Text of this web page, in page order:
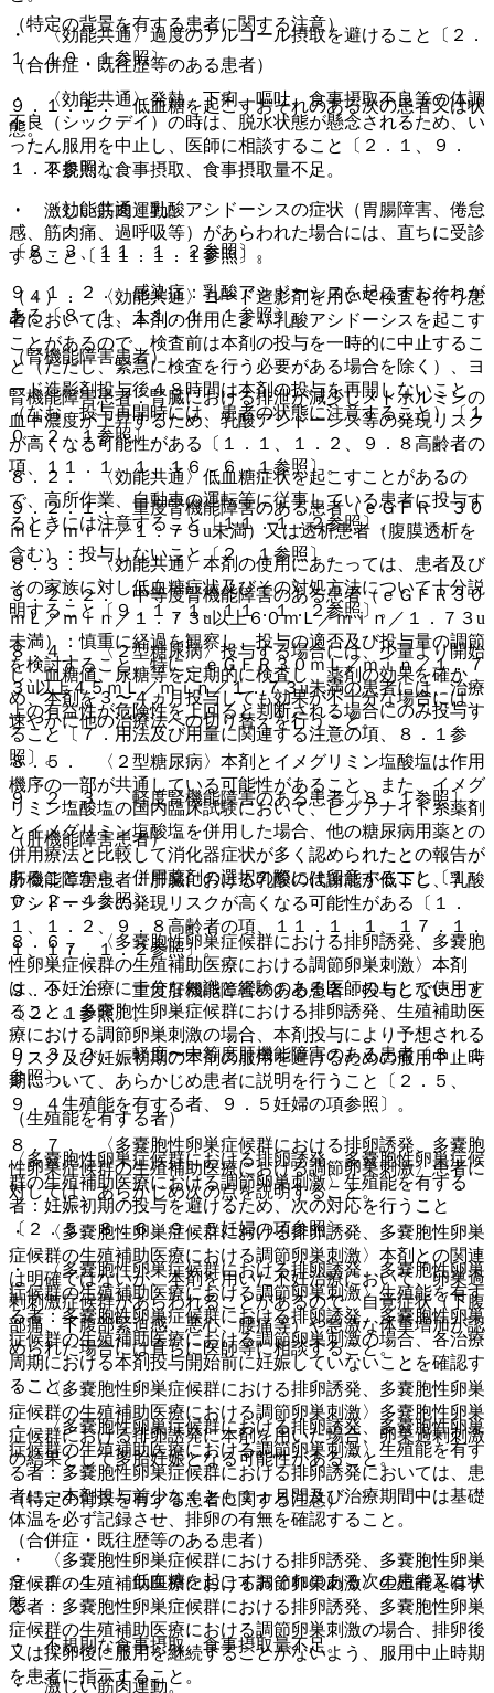
（特定の背景を有する患者に関する注意）
（合併症・既往歴等のある患者）
９．１．１． 低血糖を起こすおそれのある次の患者又は状
態。
・ 不規則な食事摂取、食事摂取量不足。
・ 激しい筋肉運動。
〔８．３、１１．１．２参照〕。
９．１．２． 感染症：乳酸アシドーシスを起こすおそれが
ある〔８．１、１１．１．１参照〕。
（腎機能障害患者）
腎機能障害患者：腎臓における排泄が減少しメトホルミンの
血中濃度が上昇するため、乳酸アシドーシス等の発現リスク
が高くなる可能性がある〔１．１、１．２、９．８高齢者の
項、１１．１．１、１６．６．１参照〕。
９．２．１． 重度腎機能障害のある患者（ｅＧＦＲ ３０
ｍＬ／ｍｉｎ／１．７３u未満）又は透析患者（腹膜透析を
含む）：投与しないこと〔２．１参照〕。
９．２．２． 中等度腎機能障害のある患者（ｅＧＦＲ３０
ｍＬ／ｍｉｎ／１．７３u以上６０ｍＬ／ｍｉｎ／１．７３u
未満）：慎重に経過を観察し、投与の適否及び投与量の調節
を検討すること。特に、ｅＧＦＲ３０ｍＬ／ｍｉｎ／１．７
３u以上４５ｍＬ／ｍｉｎ／１．７３u未満の患者には、治療
上の有益性が危険性を上回ると判断される場合にのみ投与す
ること〔７．用法及び用量に関連する注意の項、８．１参
照〕。
９．２．３． 軽度腎機能障害のある患者〔８．１参照〕。
（肝機能障害患者）
肝機能障害患者：肝臓における乳酸の代謝能が低下し、乳酸
アシドーシスの発現リスクが高くなる可能性がある〔１．
１、１．２、９．８高齢者の項、１１．１．１、１７．１．
１、１７．１．２参照〕。
９．３．１． 重度肝機能障害のある患者：投与しないこと
〔２．１参照〕。
９．３．２． 軽度〜中等度肝機能障害のある患者〔８．１
参照〕。
（生殖能を有する者）
〈多嚢胞性卵巣症候群における排卵誘発、多嚢胞性卵巣症候
群の生殖補助医療における調節卵巣刺激〉生殖能を有する
者：妊娠初期の投与を避けるため、次の対応を行うこと
〔２．５、８．６、９．５妊婦の項参照〕。
・ 〈多嚢胞性卵巣症候群における排卵誘発、多嚢胞性卵巣
症候群の生殖補助医療における調節卵巣刺激〉生殖能を有す
る者：多嚢胞性卵巣症候群における排卵誘発、多嚢胞性卵巣
症候群の生殖補助医療における調節卵巣刺激の場合、各治療
周期における本剤投与開始前に妊娠していないことを確認す
ること。
・ 〈多嚢胞性卵巣症候群における排卵誘発、多嚢胞性卵巣
症候群の生殖補助医療における調節卵巣刺激〉生殖能を有す
る者：多嚢胞性卵巣症候群における排卵誘発においては、患
者に、本剤投与前少なくとも１ヵ月間及び治療期間中は基礎
体温を必ず記録させ、排卵の有無を確認すること。
・ 〈多嚢胞性卵巣症候群における排卵誘発、多嚢胞性卵巣
症候群の生殖補助医療における調節卵巣刺激〉生殖能を有す
る者：多嚢胞性卵巣症候群における排卵誘発、多嚢胞性卵巣
症候群の生殖補助医療における調節卵巣刺激の場合、排卵後
又は採卵後に服用を継続することがないよう、服用中止時期
を患者に指示すること。
・ 〈効能共通〉過度のアルコール摂取を避けること〔２．
１、１０．１参照〕。
・ 〈効能共通〉発熱、下痢、嘔吐、食事摂取不良等の体調
不良（シックデイ）の時は、脱水状態が懸念されるため、い
ったん服用を中止し、医師に相談すること〔２．１、９．
１．２参照〕。
・ 〈効能共通〉乳酸アシドーシスの症状（胃腸障害、倦怠
感、筋肉痛、過呼吸等）があらわれた場合には、直ちに受診
すること〔１１．１．１参照〕。
（４）． 〈効能共通〉ヨード造影剤を用いて検査を行う患
者においては、本剤の併用により乳酸アシドーシスを起こす
ことがあるので、検査前は本剤の投与を一時的に中止するこ
と（ただし、緊急に検査を行う必要がある場合を除く）、ヨ
ード造影剤投与後４８時間は本剤の投与を再開しないこと
（なお、投与再開時には、患者の状態に注意すること）〔１
０．２．１参照〕。
８．２． 〈効能共通〉低血糖症状を起こすことがあるの
で、高所作業、自動車の運転等に従事している患者に投与す
るときには注意すること〔１１．１．２参照〕。
８．３． 〈効能共通〉本剤の使用にあたっては、患者及び
その家族に対し低血糖症状及びその対処方法について十分説
明すること〔９．１．１、１１．１．２参照〕。
８．４． 〈２型糖尿病〉投与する場合には、少量より開始
し、血糖値、尿糖等を定期的に検査し、薬剤の効果を確か
め、本剤を３〜４ヵ月投与しても効果が不十分な場合には、
速やかに他の治療法への切り替えを行うこと。
８．５． 〈２型糖尿病〉本剤とイメグリミン塩酸塩は作用
機序の一部が共通している可能性があること、また、イメグ
リミン塩酸塩の国内臨床試験において、ビグアナイド系薬剤
とイメグリミン塩酸塩を併用した場合、他の糖尿病用薬との
併用療法と比較して消化器症状が多く認められたとの報告が
あることから、併用薬剤の選択の際には留意すること〔１
０．２．４参照〕。
８．６． 〈多嚢胞性卵巣症候群における排卵誘発、多嚢胞
性卵巣症候群の生殖補助医療における調節卵巣刺激〉本剤
は、不妊治療に十分な知識と経験のある医師のもとで使用す
ること。多嚢胞性卵巣症候群における排卵誘発、生殖補助医
療における調節卵巣刺激の場合、本剤投与により予想される
リスク及び妊娠初期の本剤の服用を避けるための服用中止時
期について、あらかじめ患者に説明を行うこと〔２．５、
９．４生殖能を有する者、９．５妊婦の項参照〕。
８．７． 〈多嚢胞性卵巣症候群における排卵誘発、多嚢胞
性卵巣症候群の生殖補助医療における調節卵巣刺激〉患者に
対しては、あらかじめ次の点を説明すること。
・ 〈多嚢胞性卵巣症候群における排卵誘発、多嚢胞性卵巣
症候群の生殖補助医療における調節卵巣刺激〉本剤との関連
は明確ではないが、本剤を用いた不妊治療において、卵巣過
剰刺激症候群があらわれることがあるので、自覚症状（下腹
部痛、下腹部緊迫感、悪心、腰痛等）や急激な体重増加が認
められた場合には直ちに医師等に相談すること。
・ 〈多嚢胞性卵巣症候群における排卵誘発、多嚢胞性卵巣
症候群の生殖補助医療における調節卵巣刺激〉多嚢胞性卵巣
症候群における排卵誘発に本剤を用いた場合、卵巣過剰刺激
の結果として多胎妊娠となる可能性があること。
（特定の背景を有する患者に関する注意）
（合併症・既往歴等のある患者）
９．１．１． 低血糖を起こすおそれのある次の患者又は状
態。
・ 不規則な食事摂取、食事摂取量不足。
・ 激しい筋肉運動。